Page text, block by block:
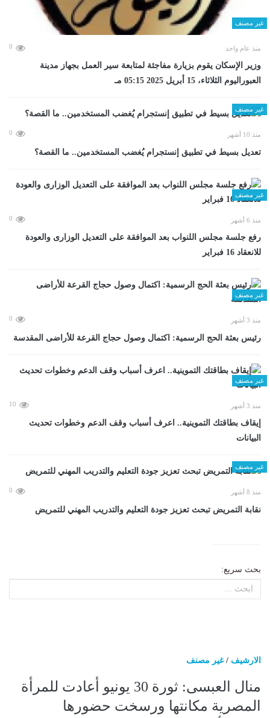
غير مصنف
منذ عام واحد 0
وزير الإسكان يقوم بزيارة مفاجئة لمتابعة سير العمل بجهاز مدينة
العبوراليوم الثلاثاء، 15 أبريل 2025 05:15 مـ
غير مصنف
منذ 10 أشهر 0
تعديل بسيط في تطبيق إنستجرام يُغضب المستخدمين.. ما القصة؟
غير مصنف
منذ 6 أشهر 0
رفع جلسة مجلس اللنواب بعد الموافقة على التعديل الوزارى والعودة
للانعقاد 16 فبراير
غير مصنف
منذ 3 أشهر 0
رئيس بعثة الحج الرسمية: اكتمال وصول حجاج القرعة للأراضى المقدسة
غير مصنف
منذ 3 أشهر 10
إيقاف بطاقتك التموينية.. اعرف أسباب وقف الدعم وخطوات تحديث
البيانات
غير مصنف
منذ 8 أشهر 0
نقابة التمريض تبحث تعزيز جودة التعليم والتدريب المهني للتمريض
بحث سريع:
الارشيف /غير مصنف
منال العبسى: ثورة 30 يونيو أعادت للمرأة
المصرية مكانتها ورسخت حضورها